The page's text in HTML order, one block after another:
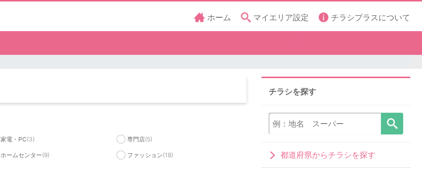
ホーム マイエリア設定 チラシプラスについて
家電・PC(3) 専門店(5)
ホームセンター(9) ファッション(18)
チラシを探す
都道府県からチラシを探す